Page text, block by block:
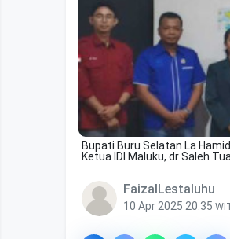
Bupati Buru Selatan La
Ketua IDI Maluku, dr Saleh
FaizalLestaluhu
10 Apr 2025 20:35